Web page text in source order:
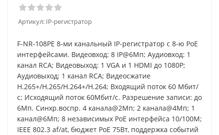
Артикул: IP-регистратор
F-NR-108PE 8-ми канальный IP-регистратор c 8-ю PoE
интерфейсами. Видеовход: 8 IP@6Мп; Аудиовход: 1
канал RCA; Видеовыход: 1 VGA и 1 HDMI до 1080Р;
Аудиовыход; 1 канал RCA; Видеосжатие
H.265+/H.265/H.264+/H.264; Входящий поток 60 Мбит/
с; Исходящий поток 60Мбит/с. Разрешение записи: до
6Мп. Синхр.воспр. 4 канала@2Мп; 2 канала@4Мп; 1
канал@6Мп; 8 независимых PoE интерфейса 10/100M;
IEEE 802.3 af/at, бюджет PoE 75Вт, поддержка событий